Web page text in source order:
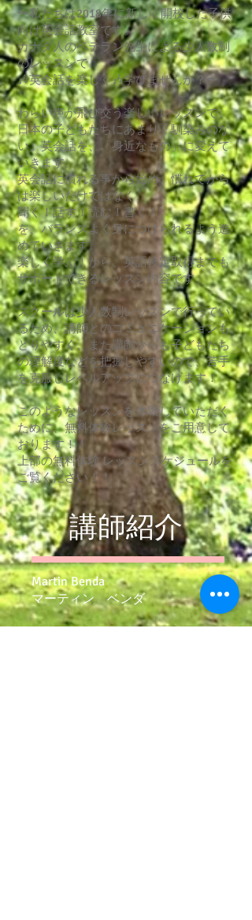
〜私たちは2018年に新しく開校した子供
向け英会話教室です。
カナダ人のベテラン先生による少人数制
のレッスンで、
🎶英会話を楽しく🎶学びませんか？〜
わらい声が飛び交う楽しいレッスンで、
日本の子どもたちにあまり「馴染みのな
い」英会話を、「身近なもの」に変えて
いきます。
英会話に慣れる事から始め、慣れてから
は楽しいだけではなく、
聞く！話す！読む！書く！
を、バランスよく身につけられるよう進
めていきます。
楽しく学ぶ！から、英語検定取得までも
サポートできるレッスン内容です。
スクールは少人数制レッスンで行ってい
るため、講師とのコミュニケーションも
とりやすく、また講師からも子どもたち
の理解度などを把握しやすいので、苦手
を克服しレベルアップにつなげます！
このようなレッスンを体験していただく
ために、無料体験レッスンをご用意して
おります！！
上部の無料体験 レッスンスケジュールを
ご覧ください！！
​講師紹介
Martin Benda
マーティン ベンダ